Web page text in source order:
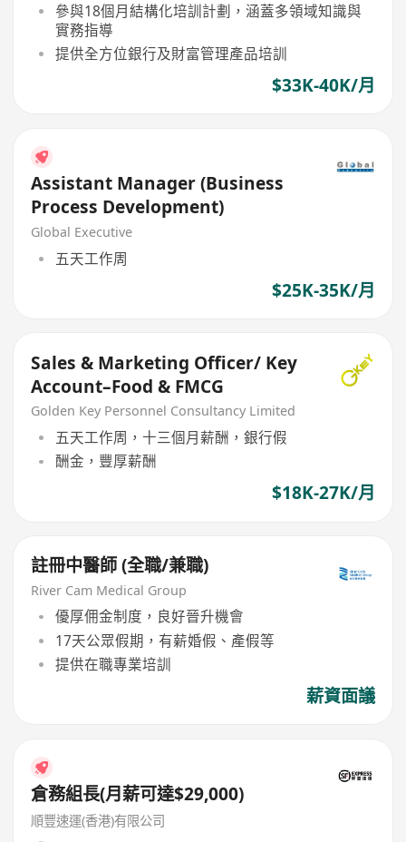
參與18個月結構化培訓計劃，涵蓋多領域知識與
實務指導
提供全方位銀行及財富管理產品培訓
$33K-40K/月
Assistant Manager (Business
Process Development)
Global Executive
五天工作周
$25K-35K/月
Sales & Marketing Officer/ Key
Account–Food & FMCG
Golden Key Personnel Consultancy Limited
五天工作周，十三個月薪酬，銀行假
酬金，豐厚薪酬
$18K-27K/月
註冊中醫師 (全職/兼職)
River Cam Medical Group
優厚佣金制度，良好晉升機會
17天公眾假期，有薪婚假、產假等
提供在職專業培訓
薪資面議
倉務組長(月薪可達$29,000)
順豐速運(香港)有限公司